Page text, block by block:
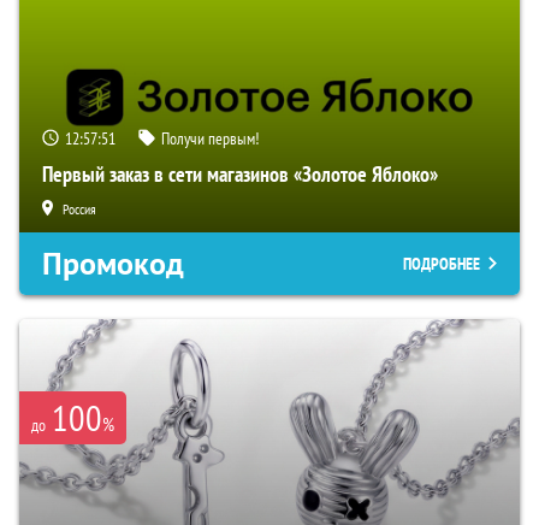
12:57:50 Получи первым!
Первый заказ в сети магазинов «Золотое Яблоко»
Россия
Промокод ПОДРОБНЕЕ
до 100%